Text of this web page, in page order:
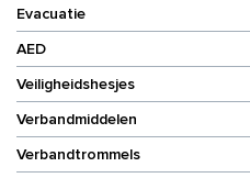
Evacuatie
AED
Veiligheidshesjes
Verbandmiddelen
Verbandtrommels